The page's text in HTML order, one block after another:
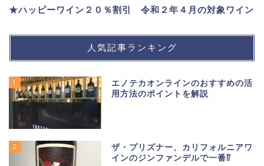
★ハッピーワイン２０％割引 令和２年４月の対象ワイン
人気記事ランキング
1
エノテカオンラインのおすすめの活
用方法のポイントを解説
2
ザ・プリズナー、カリフォルニアワ
インのジンファンデルで一番⁉